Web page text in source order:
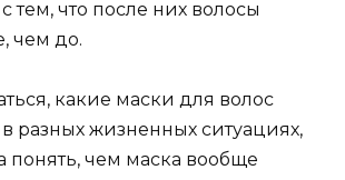
тем, что после них волосы
чем до.
какие маски для волос
разных жизненных ситуациях,
понять, чем маска вообще